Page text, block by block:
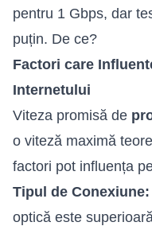
pentru 1 Gbps, dar
puțin. De ce?
Factori care
Internetului
Viteza promisă de
o viteză maximă
factori pot influența
Tipul de Conexiune:
optică este